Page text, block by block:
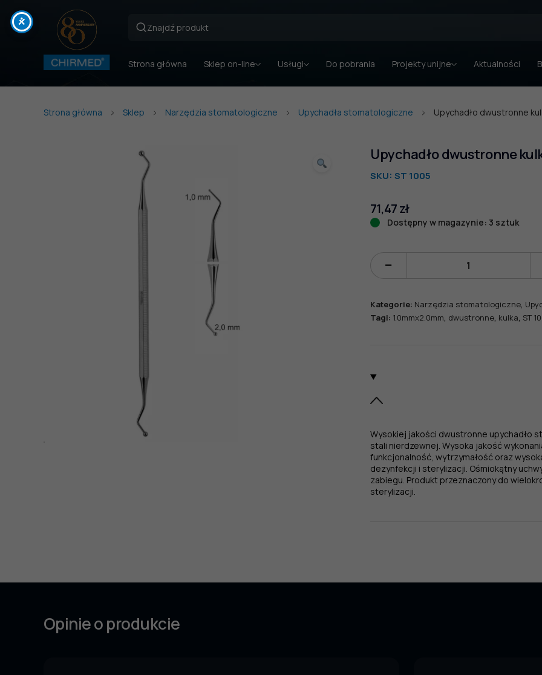
Strona główna Sklep on-line Usługi Do pobrania Projekty unijne Aktualności
Strona główna Sklep Narzędzia stomatologiczne Upychadła stomatologiczne Upychadło dwustronne
Upychadło dwustronne
SKU: ST 1005
71,47zł
Dostępny w magazynie: 3 sztuk
ilość
kulka,
1,0
Kategorie: Narzędzia stomatologiczne,
Tagi: 1.0mmx2.0mm, dwustronne, kulka, ST
Wysokiej jakości dwustronne upychadło
stali nierdzewnej. Wysoka jakość
funkcjonalność, wytrzymałość oraz
dezynfekcji i sterylizacji. Ośmiokątny
zabiegu. Produkt przeznaczony do
sterylizacji.
Opinie o produkcie